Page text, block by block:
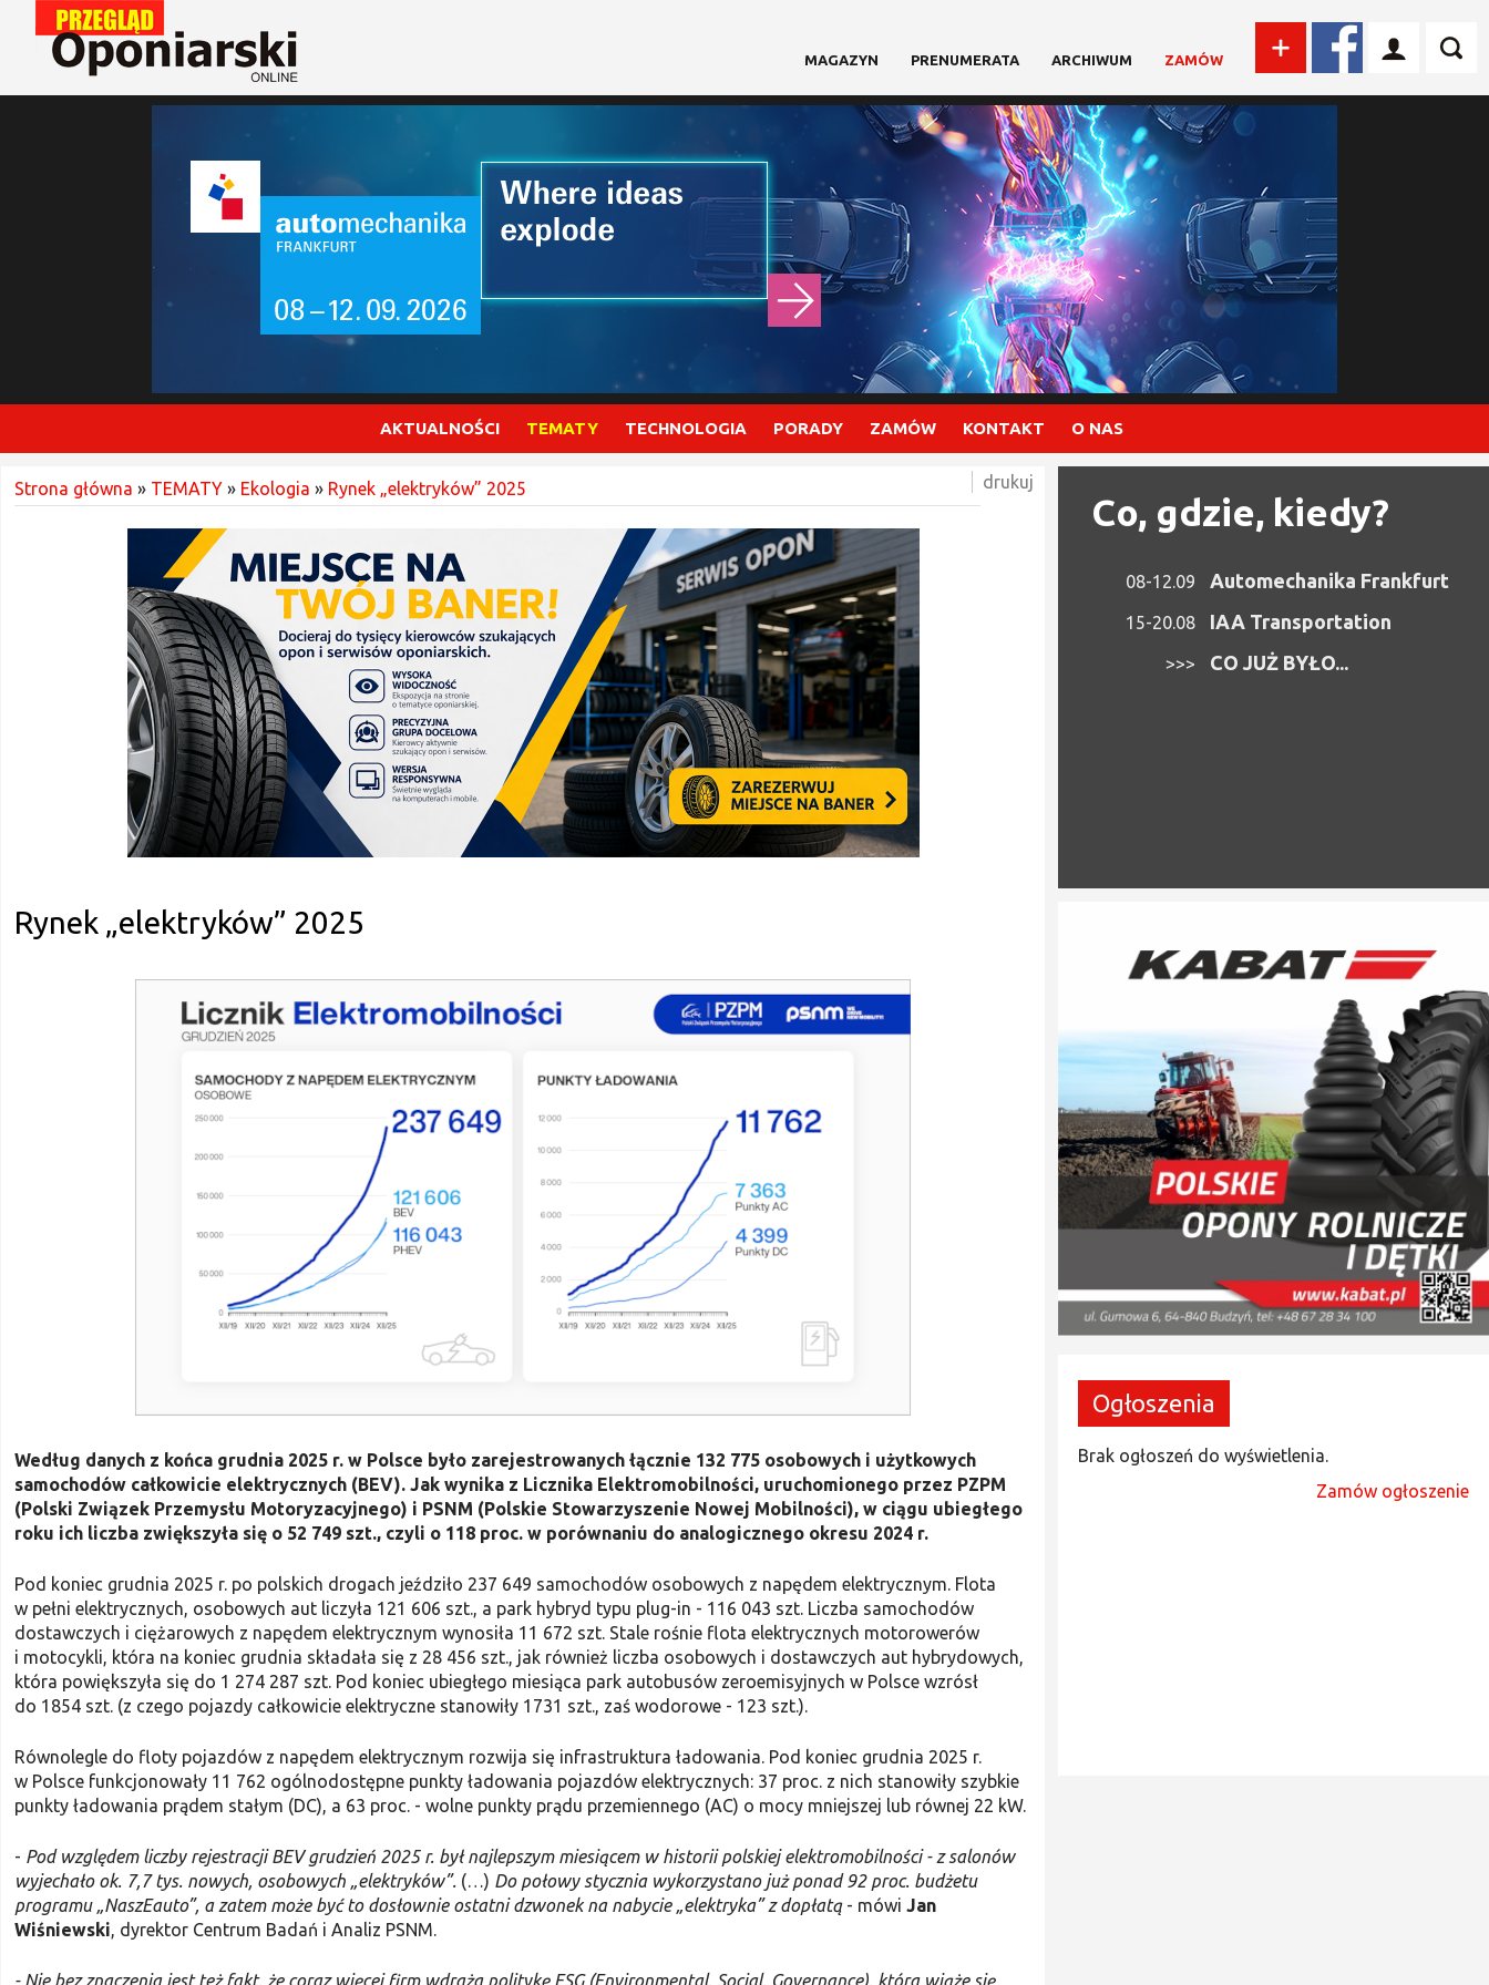
MAGAZYN PRENUMERATA ARCHIWUM ZAMÓW
AKTUALNOŚCI TEMATY TECHNOLOGIA PORADY ZAMÓW KONTAKT O NAS
Strona główna » TEMATY » Ekologia » Rynek „elektryków” 2025
Rynek „elektryków” 2025
Według danych z końca grudnia 2025 r. w Polsce było zarejestrowanych łącznie 132 775 osobowych i użytkowych
samochodów całkowicie elektrycznych (BEV). Jak wynika z Licznika Elektromobilności, uruchomionego przez PZPM
(Polski Związek Przemysłu Motoryzacyjnego) i PSNM (Polskie Stowarzyszenie Nowej Mobilności), w ciągu ubiegłego
roku ich liczba zwiększyła się o 52 749 szt., czyli o 118 proc. w porównaniu do analogicznego okresu 2024 r.
Pod koniec grudnia 2025 r. po polskich drogach jeździło 237 649 samochodów osobowych z napędem elektrycznym. Flota
w pełni elektrycznych, osobowych aut liczyła 121 606 szt., a park hybryd typu plug-in - 116 043 szt. Liczba samochodów
dostawczych i ciężarowych z napędem elektrycznym wynosiła 11 672 szt. Stale rośnie flota elektrycznych motorowerów
i motocykli, która na koniec grudnia składała się z 28 456 szt., jak również liczba osobowych i dostawczych aut hybrydowych,
która powiększyła się do 1 274 287 szt. Pod koniec ubiegłego miesiąca park autobusów zeroemisyjnych w Polsce wzrósł
do 1854 szt. (z czego pojazdy całkowicie elektryczne stanowiły 1731 szt., zaś wodorowe - 123 szt.).
Równolegle do floty pojazdów z napędem elektrycznym rozwija się infrastruktura ładowania. Pod koniec grudnia 2025 r.
w Polsce funkcjonowały 11 762 ogólnodostępne punkty ładowania pojazdów elektrycznych: 37 proc. z nich stanowiły szybkie
punkty ładowania prądem stałym (DC), a 63 proc. - wolne punkty prądu przemiennego (AC) o mocy mniejszej lub równej 22 kW.
- Pod względem liczby rejestracji BEV grudzień 2025 r. był najlepszym miesiącem w historii polskiej elektromobilności - z salonów
wyjechało ok. 7,7 tys. nowych, osobowych „elektryków”. (…) Do połowy stycznia wykorzystano już ponad 92 proc. budżetu
programu „NaszEauto”, a zatem może być to dosłownie ostatni dzwonek na nabycie „elektryka” z dopłatą- mówi Jan
Wiśniewski, dyrektor Centrum Badań i Analiz PSNM.
- Nie bez znaczenia jest też fakt, że coraz więcej firm wdraża politykę ESG (Environmental, Social, Governance), która wiąże się
drukuj
Co, gdzie, kiedy?
08-12.09 Automechanika Frankfurt
15-20.08 IAA Transportation
>>> CO JUŻ BYŁO...
Ogłoszenia
Brak ogłoszeń do wyświetlenia.
Zamów ogłoszenie